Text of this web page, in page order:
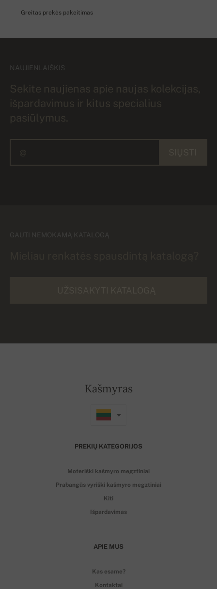
Greitas prekės pakeitimas
NAUJIENLAIŠKIS
Sekite naujienas apie naujas kolekcijas,
išpardavimus ir kitus specialius
pasiūlymus.
GAUTI NEMOKAMĄ KATALOGĄ
Kašmyras
PREKIŲ KATEGORIJOS
Moteriški kašmyro megztiniai
Prabangūs vyriški kašmyro megztiniai
Kiti
Išpardavimas
APIE MUS
Kas esame?
Kontaktai